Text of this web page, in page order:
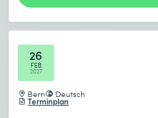
26
FEB
2027
Bern Deutsch
Terminplan